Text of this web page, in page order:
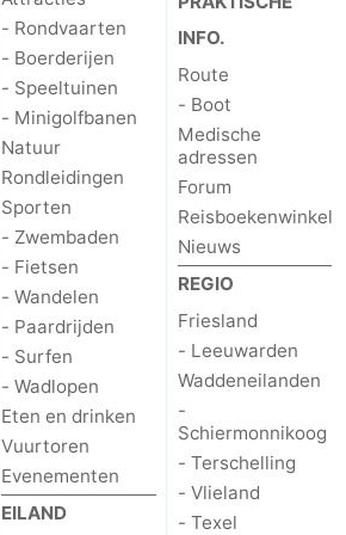
- Rondvaarten
- Boerderijen
- Speeltuinen
- Minigolfbanen
Natuur
Rondleidingen
Sporten
- Zwembaden
- Fietsen
- Wandelen
- Paardrijden
- Surfen
- Wadlopen
Eten en drinken
Vuurtoren
Evenementen
EILAND
INFO.
Route
- Boot
Medische
adressen
Forum
Reisboekenwinkel
Nieuws
REGIO
Friesland
- Leeuwarden
Waddeneilanden
-
Schiermonnikoog
- Terschelling
- Vlieland
- Texel